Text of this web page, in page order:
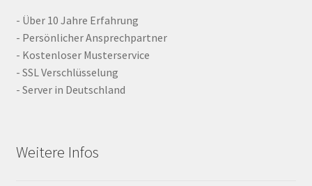
- Über 10 Jahre Erfahrung
- Persönlicher Ansprechpartner
- Kostenloser Musterservice
- SSL Verschlüsselung
- Server in Deutschland
Weitere Infos